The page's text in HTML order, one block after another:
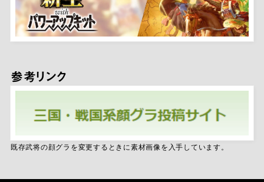
参考リンク
既存武将の顔グラを変更するときに素材画像を入手しています。